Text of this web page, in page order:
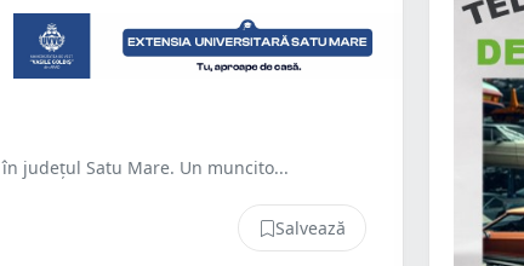
județul Satu Mare. Un muncito...
Salvează